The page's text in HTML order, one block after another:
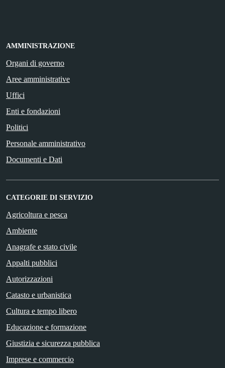
AMMINISTRAZIONE
Organi di governo
Aree amministrative
Uffici
Enti e fondazioni
Politici
Personale amministrativo
Documenti e Dati
CATEGORIE DI SERVIZIO
Agricoltura e pesca
Ambiente
Anagrafe e stato civile
Appalti pubblici
Autorizzazioni
Catasto e urbanistica
Cultura e tempo libero
Educazione e formazione
Giustizia e sicurezza pubblica
Imprese e commercio